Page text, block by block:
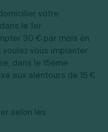
votre
le 1er
30 € par mois en
voulez vous implanter
dans le 15ème
aux alentours de 15 €
selon les